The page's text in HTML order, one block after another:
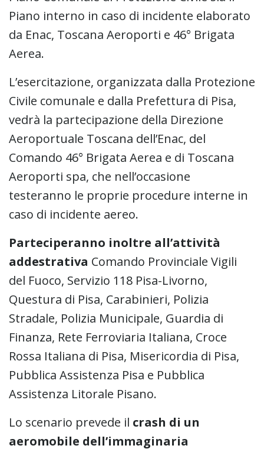
Piano interno in caso di incidente elaborato
da Enac, Toscana Aeroporti e 46° Brigata
Aerea.
L’esercitazione, organizzata dalla Protezione
Civile comunale e dalla Prefettura di Pisa,
vedrà la partecipazione della Direzione
Aeroportuale Toscana dell’Enac, del
Comando 46° Brigata Aerea e di Toscana
Aeroporti spa, che nell’occasione
testeranno le proprie procedure interne in
caso di incidente aereo.
Parteciperanno inoltre all’attività
addestrativa Comando Provinciale Vigili
del Fuoco, Servizio 118 Pisa-Livorno,
Questura di Pisa, Carabinieri, Polizia
Stradale, Polizia Municipale, Guardia di
Finanza, Rete Ferroviaria Italiana, Croce
Rossa Italiana di Pisa, Misericordia di Pisa,
Pubblica Assistenza Pisa e Pubblica
Assistenza Litorale Pisano.
Lo scenario prevede il crash di un
aeromobile dell’immaginaria